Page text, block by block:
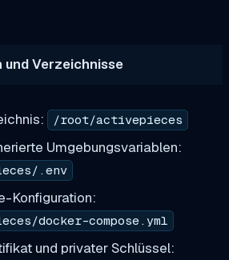
und Verzeichnisse
/root/activepieces
Umgebungsvariablen:
.env
Konfiguration:
docker-compose.yml
und privater Schlüssel: